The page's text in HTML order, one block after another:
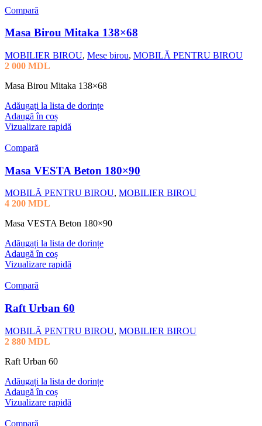
Compară
Masa Birou Mitaka 138×68
MOBILIER BIROU, Mese birou, MOBILĂ PENTRU BIROU
2 000 MDL
Masa Birou Mitaka 138×68
Adăugați la lista de dorințe
Adaugă în coș
Vizualizare rapidă
Compară
Masa VESTA Beton 180×90
MOBILĂ PENTRU BIROU, MOBILIER BIROU
4 200 MDL
Masa VESTA Beton 180×90
Adăugați la lista de dorințe
Adaugă în coș
Vizualizare rapidă
Compară
Raft Urban 60
MOBILĂ PENTRU BIROU, MOBILIER BIROU
2 880 MDL
Raft Urban 60
Adăugați la lista de dorințe
Adaugă în coș
Vizualizare rapidă
Compară